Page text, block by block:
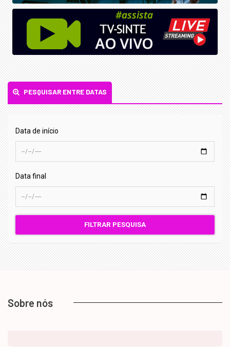
PESQUISAR ENTRE DATAS
Data de início
Data final
FILTRAR PESQUISA
Sobre nós